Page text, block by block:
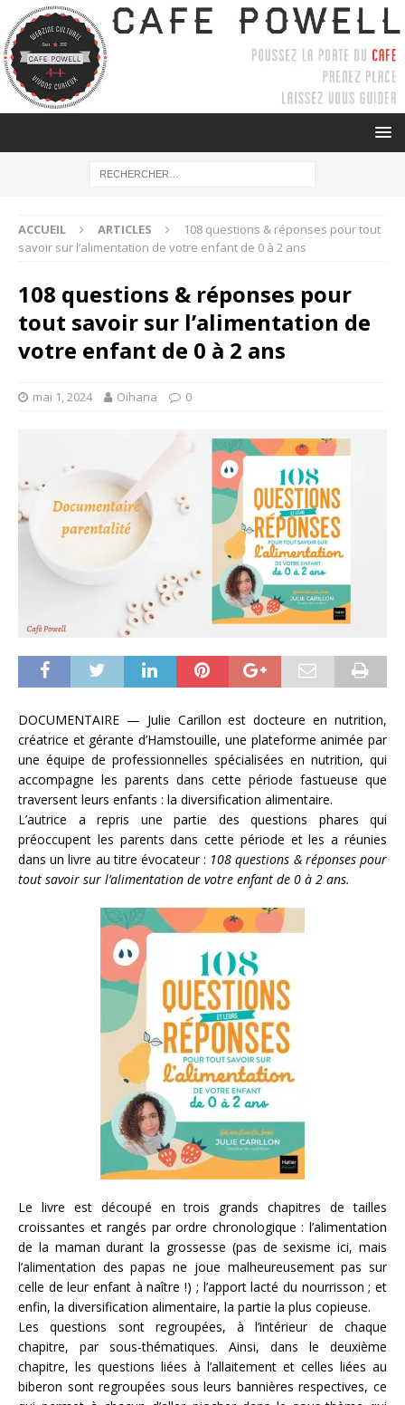
ACCUEIL ARTICLES
108 questions & réponses pour tout
savoir sur l’alimentation de votre enfant de 0 à 2 ans
108 questions & réponses pour
tout savoir sur l’alimentation de
votre enfant de 0 à 2 ans
mai 1, 2024 Oihana 0
DOCUMENTAIRE — Julie Carillon est docteure en nutrition,
créatrice et gérante d’Hamstouille, une plateforme animée par
une équipe de professionnelles spécialisées en nutrition, qui
accompagne les parents dans cette période fastueuse que
traversent leurs enfants : la diversification alimentaire.
L’autrice a repris une partie des questions phares qui
préoccupent les parents dans cette période et les a réunies
dans un livre au titre évocateur : 108 questions & réponses pour
tout savoir sur l’alimentation de votre enfant de 0 à 2 ans.
Le livre est découpé en trois grands chapitres de tailles
croissantes et rangés par ordre chronologique : l’alimentation
de la maman durant la grossesse (pas de sexisme ici, mais
l’alimentation des papas ne joue malheureusement pas sur
celle de leur enfant à naître !) ; l’apport lacté du nourrisson ; et
enfin, la diversification alimentaire, la partie la plus copieuse.
Les questions sont regroupées, à l’intérieur de chaque
chapitre, par sous-thématiques. Ainsi, dans le deuxième
chapitre, les questions liées à l’allaitement et celles liées au
biberon sont regroupées sous leurs bannières respectives, ce